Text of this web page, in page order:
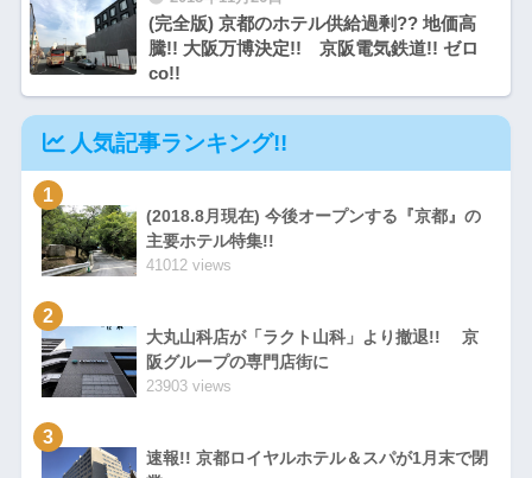
(完全版) 京都のホテル供給過剰?? 地価高
騰!! 大阪万博決定!! 京阪電気鉄道!! ゼロ
co!!
人気記事ランキング!!
1
(2018.8月現在) 今後オープンする『京都』の
主要ホテル特集!!
41012 views
2
大丸山科店が「ラクト山科」より撤退!! 京
阪グループの専門店街に
23903 views
3
速報!! 京都ロイヤルホテル＆スパが1月末で閉